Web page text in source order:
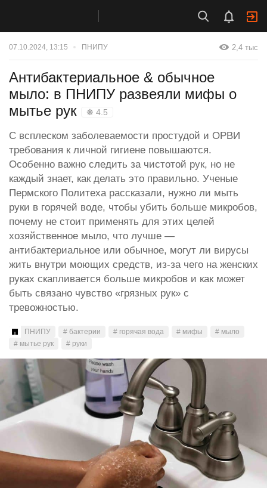
07.10.2024, 13:15 ПНИПУ 2,4 тыс
Антибактериальное & обычное
мыло: в ПНИПУ развеяли мифы о
мытье рук
❋ 4.5
С всплеском заболеваемости простудой и ОРВИ
требования к личной гигиене повышаются.
Особенно важно следить за чистотой рук, но не
каждый знает, как делать это правильно. Ученые
Пермского Политеха рассказали, нужно ли мыть
руки в горячей воде, чтобы убить больше микробов,
почему не стоит применять для этих целей
хозяйственное мыло, что лучше —
антибактериальное или обычное, могут ли вирусы
жить внутри моющих средств, из-за чего на женских
руках скапливается больше микробов и как может
быть связано чувство «грязных рук» с
тревожностью.
ПНИПУ # бактерии # горячая вода # мифы
# мыло
# мытье рук
# руки